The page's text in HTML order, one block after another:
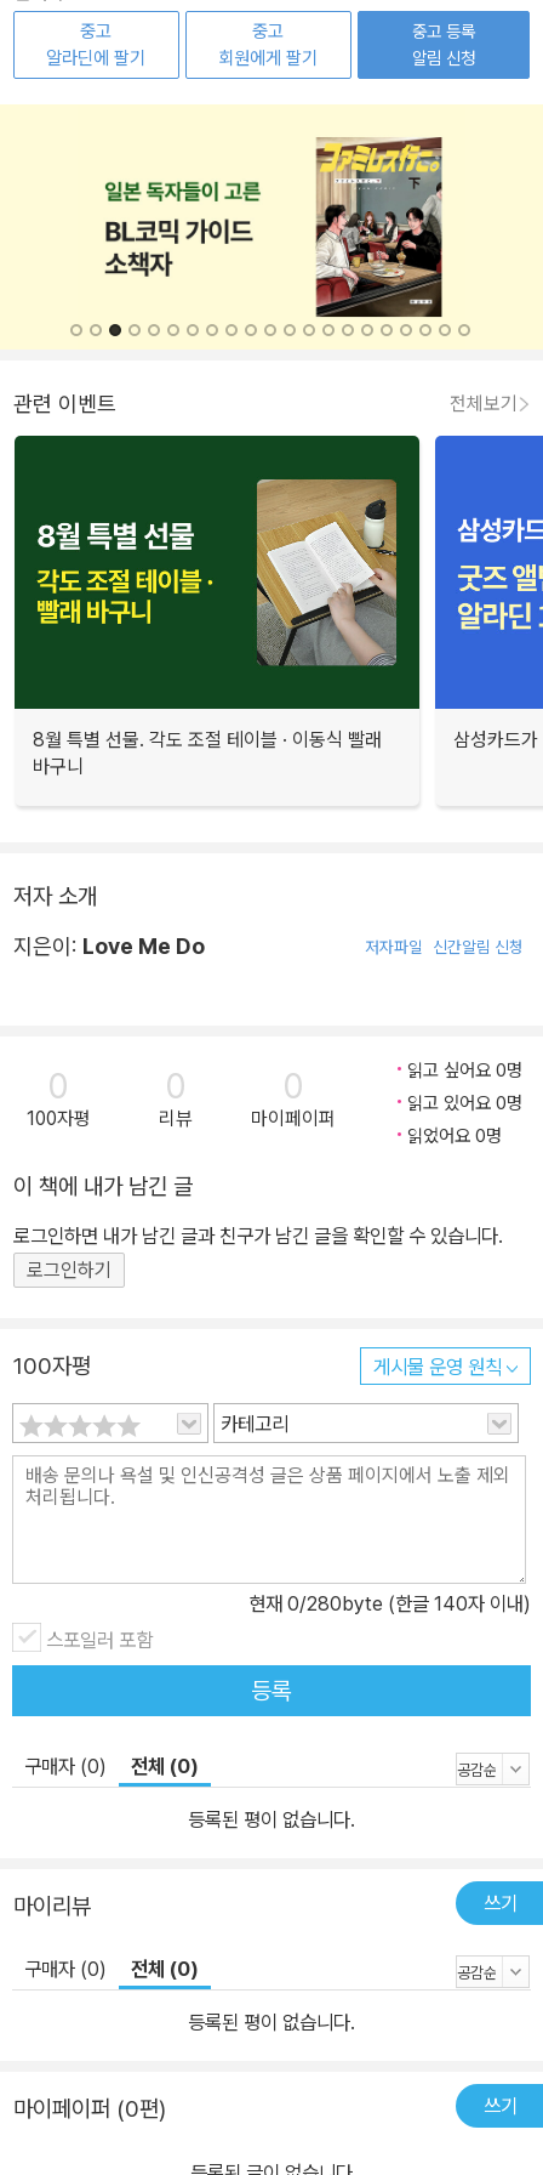
중고
알라딘에 팔기
중고
회원에게 팔기
중고 등록
알림 신청
관련 이벤트 전체보기
8월 특별 선물. 각도 조절 테이블 · 이동식 빨래
바구니
삼성카드
저자 소개
지은이: Love Me Do 저자파일 신간알림 신청
0
100자평
0
리뷰
0
마이페이퍼
읽고 싶어요 0명
읽고 있어요 0명
읽었어요 0명
이 책에 내가 남긴 글
로그인하면 내가 남긴 글과 친구가 남긴 글을 확인할 수 있습니다.
로그인하기
100자평 게시물 운영 원칙
카테고리
현재 0/280byte (한글 140자 이내)
스포일러 포함
등록
구매자 (0) 전체 (0)
등록된 평이 없습니다.
마이리뷰 쓰기
구매자 (0) 전체 (0)
등록된 평이 없습니다.
마이페이퍼 (0편) 쓰기